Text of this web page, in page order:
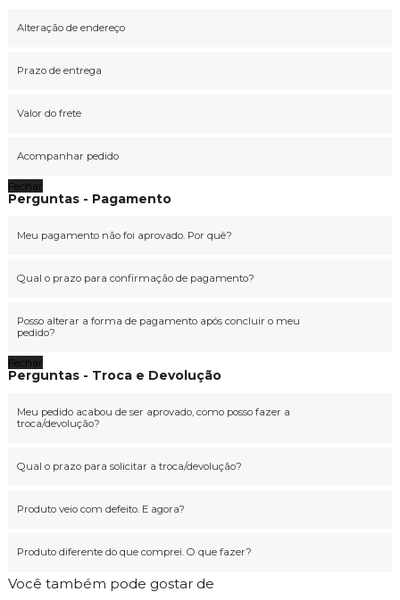
Alteração de endereço
Prazo de entrega
Valor do frete
Acompanhar pedido
Fechar
Perguntas - Pagamento
Meu pagamento não foi aprovado. Por quê?
Qual o prazo para confirmação de pagamento?
Posso alterar a forma de pagamento após concluir o meu
pedido?
Fechar
Perguntas - Troca e Devolução
Meu pedido acabou de ser aprovado, como posso fazer a
troca/devolução?
Qual o prazo para solicitar a troca/devolução?
Produto veio com defeito. E agora?
Produto diferente do que comprei. O que fazer?
Você também pode gostar de